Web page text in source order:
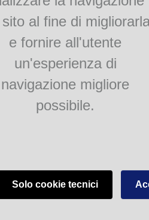
al fine di
e fornire all'utente
un'esperienza di
navigazione migliore
possibile.
Solo cookie tecnici